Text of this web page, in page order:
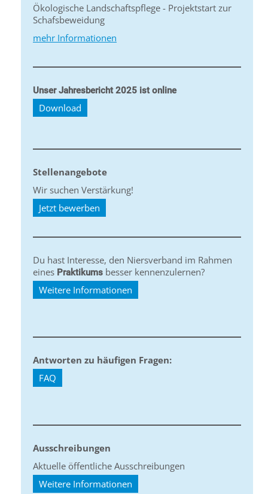
Ökologische Landschaftspflege - Projektstart zur
Schafsbeweidung
mehr Informationen
Unser Jahresbericht 2025 ist online
Download
Stellenangebote
Wir suchen Verstärkung!
Jetzt bewerben
Du hast Interesse, den Niersverband im Rahmen
eines Praktikums besser kennenzulernen?
Weitere Informationen
Antworten zu häufigen Fragen:
FAQ
Ausschreibungen
Aktuelle öffentliche Ausschreibungen
Weitere Informationen